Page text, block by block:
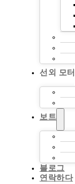
선외 모터
보트
블로그
연락하다